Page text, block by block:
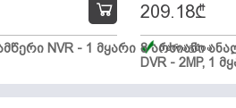
NVR - 1 მყარი 8 არხიანი
DVR - 2MP, 1
209.18₾
მარაგშია